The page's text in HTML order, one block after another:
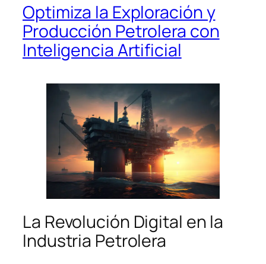
Optimiza la Exploración y
Producción Petrolera con
Inteligencia Artificial
La Revolución Digital en la
Industria Petrolera